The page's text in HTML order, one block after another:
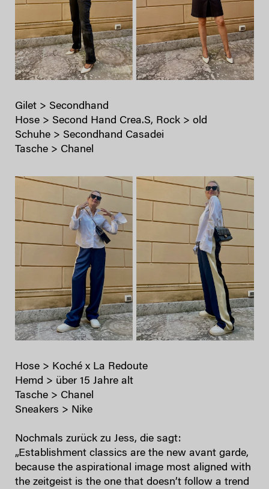
Gilet > Secondhand
Hose > Second Hand Crea.S, Rock > old
Schuhe > Secondhand Casadei
Tasche > Chanel
Hose > Koché x La Redoute
Hemd > über 15 Jahre alt
Tasche > Chanel
Sneakers > Nike
Nochmals zurück zu Jess, die sagt:
„Establishment classics are the new avant garde,
because the aspirational image most aligned with
the zeitgeist is the one that doesn’t follow a trend